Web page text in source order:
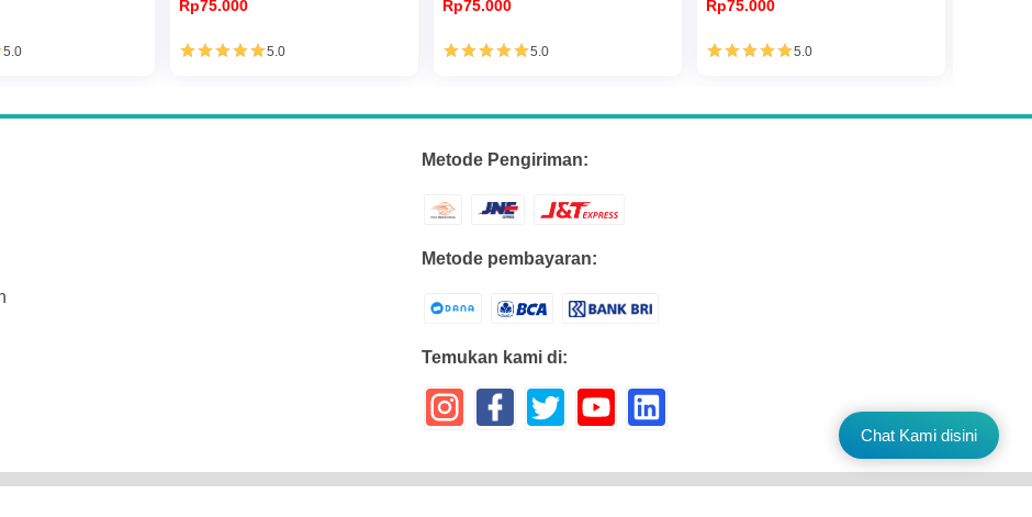
5.0
Rp75.000
5.0
Rp75.000
5.0
Rp75.000
5.0
Metode Pengiriman:
Metode pembayaran:
Temukan kami di:
Chat Kami disini